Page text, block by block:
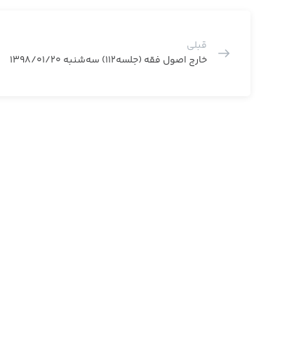
قبلی
خارج اصول فقه (جلسه112) سه‌شنبه 1398/01/20